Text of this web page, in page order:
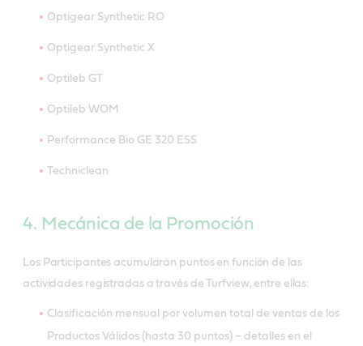
Optigear Synthetic RO
Optigear Synthetic X
Optileb GT
Optileb WOM
Performance Bio GE 320 ESS
Techniclean
4. Mecánica de la Promoción
Los Participantes acumularán puntos en función de las
actividades registradas a través de Turfview, entre ellas:
Clasificación mensual por volumen total de ventas de los
Productos Válidos (hasta 30 puntos) – detalles en el